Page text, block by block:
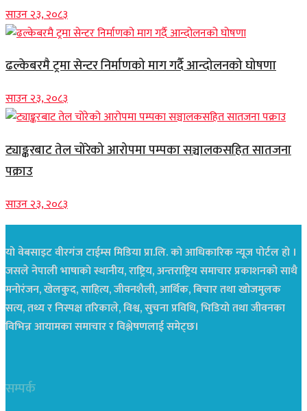
साउन २३, २०८३
ढल्केबरमै ट्रमा सेन्टर निर्माणको माग गर्दै आन्दोलनको घोषणा
साउन २३, २०८३
ट्याङ्करबाट तेल चोरेको आरोपमा पम्पका सञ्चालकसहित सातजना
पक्राउ
साउन २३, २०८३
यो वेबसाइट वीरगंज टाईम्स मिडिया प्रा.लि. को आधिकारिक न्यूज पोर्टल हो ।
जसले नेपाली भाषाको स्थानीय, राष्ट्रिय, अन्तराष्ट्रिय समाचार प्रकाशनको साथै
मनोरंजन, खेलकुद, साहित्य, जीवनशैली, आर्थिक, बिचार तथा खोजमुलक
सत्य, तथ्य र निस्पक्ष तरिकाले, विश्व, सुचना प्रविधि, भिडियो तथा जीवनका
विभिन्न आयामका समाचार र विश्लेषणलाई समेट्छ।
सम्पर्क